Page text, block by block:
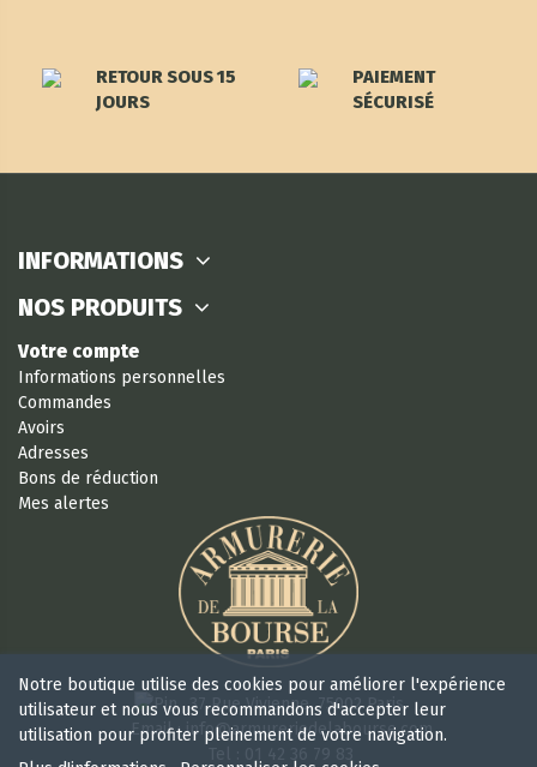
RETOUR SOUS 15
JOURS
PAIEMENT
SÉCURISÉ
INFORMATIONS
NOS PRODUITS
Votre compte
Informations personnelles
Commandes
Avoirs
Adresses
Bons de réduction
Mes alertes
37 Rue Vivienne, 75002 Paris
Email : info@armureriedelabourse.com
Notre boutique utilise des cookies pour améliorer l'expérience
utilisateur et nous vous recommandons d'accepter leur
utilisation pour profiter pleinement de votre navigation.